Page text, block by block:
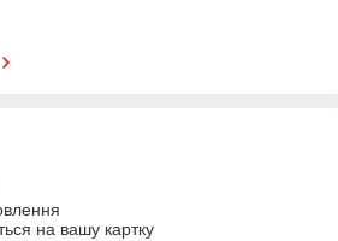
на вашу картку